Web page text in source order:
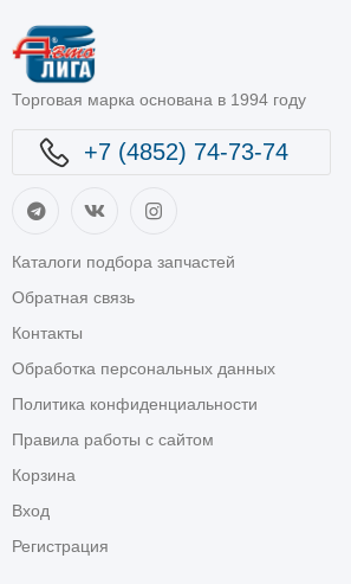
Торговая марка основана в 1994 году
+7 (4852) 74-73-74
Каталоги подбора запчастей
Обратная связь
Контакты
Обработка персональных данных
Политика конфиденциальности
Правила работы с сайтом
Корзина
Вход
Регистрация